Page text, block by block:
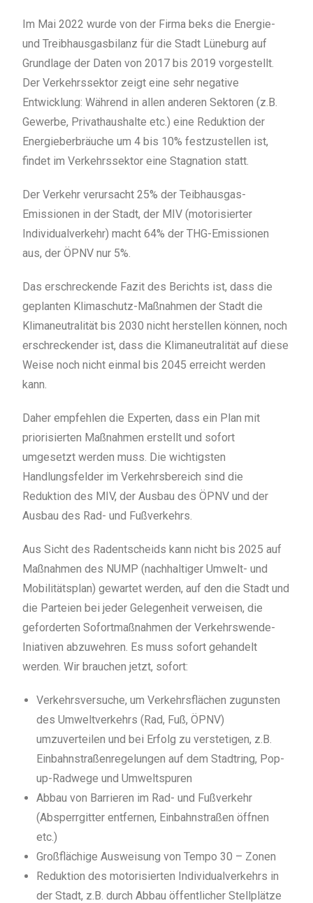
Im Mai 2022 wurde von der Firma beks die Energie-
und Treibhausgasbilanz für die Stadt Lüneburg auf
Grundlage der Daten von 2017 bis 2019 vorgestellt.
Der Verkehrssektor zeigt eine sehr negative
Entwicklung: Während in allen anderen Sektoren (z.B.
Gewerbe, Privathaushalte etc.) eine Reduktion der
Energieberbräuche um 4 bis 10% festzustellen ist,
findet im Verkehrssektor eine Stagnation statt.
Der Verkehr verursacht 25% der Teibhausgas-
Emissionen in der Stadt, der MIV (motorisierter
Individualverkehr) macht 64% der THG-Emissionen
aus, der ÖPNV nur 5%.
Das erschreckende Fazit des Berichts ist, dass die
geplanten Klimaschutz-Maßnahmen der Stadt die
Klimaneutralität bis 2030 nicht herstellen können, noch
erschreckender ist, dass die Klimaneutralität auf diese
Weise noch nicht einmal bis 2045 erreicht werden
kann.
Daher empfehlen die Experten, dass ein Plan mit
priorisierten Maßnahmen erstellt und sofort
umgesetzt werden muss. Die wichtigsten
Handlungsfelder im Verkehrsbereich sind die
Reduktion des MIV, der Ausbau des ÖPNV und der
Ausbau des Rad- und Fußverkehrs.
Aus Sicht des Radentscheids kann nicht bis 2025 auf
Maßnahmen des NUMP (nachhaltiger Umwelt- und
Mobilitätsplan) gewartet werden, auf den die Stadt und
die Parteien bei jeder Gelegenheit verweisen, die
geforderten Sofortmaßnahmen der Verkehrswende-
Iniativen abzuwehren. Es muss sofort gehandelt
werden. Wir brauchen jetzt, sofort:
Verkehrsversuche, um Verkehrsflächen zugunsten
des Umweltverkehrs (Rad, Fuß, ÖPNV)
umzuverteilen und bei Erfolg zu verstetigen, z.B.
Einbahnstraßenregelungen auf dem Stadtring, Pop-
up-Radwege und Umweltspuren
Abbau von Barrieren im Rad- und Fußverkehr
(Absperrgitter entfernen, Einbahnstraßen öffnen
etc.)
Großflächige Ausweisung von Tempo 30 – Zonen
Reduktion des motorisierten Individualverkehrs in
der Stadt, z.B. durch Abbau öffentlicher Stellplätze